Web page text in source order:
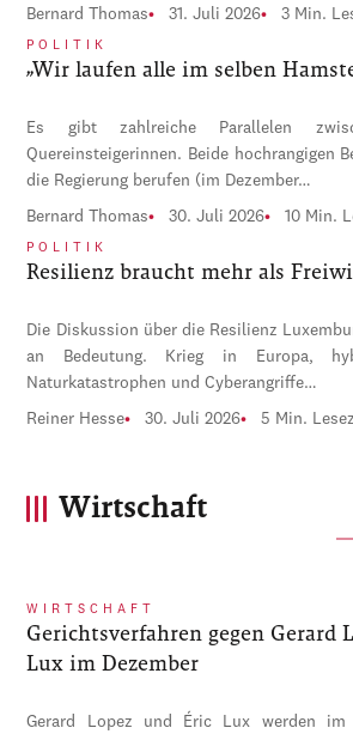
Bernard Thomas 31. Juli 2026 3 Min.
POLITIK
„Wir laufen alle im selben
Es gibt zahlreiche Parallelen
Quereinsteigerinnen. Beide hochrangigen
die Regierung berufen (im Dezember…
Bernard Thomas 30. Juli 2026 10 Min.
POLITIK
Resilienz braucht mehr als
Die Diskussion über die Resilienz
an Bedeutung. Krieg in Europa,
Naturkatastrophen und Cyberangriffe…
Reiner Hesse 30. Juli 2026 5 Min.
Wirtschaft
WIRTSCHAFT
Gerichtsverfahren gegen Gerard
Lux im Dezember
Gerard Lopez und Éric Lux werden im